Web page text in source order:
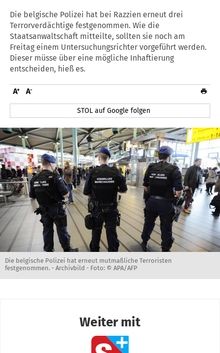
Die belgische Polizei hat bei Razzien erneut drei
Terrorverdächtige festgenommen. Wie die
Staatsanwaltschaft mitteilte, sollten sie noch am
Freitag einem Untersuchungsrichter vorgeführt werden.
Dieser müsse über eine mögliche Inhaftierung
entscheiden, hieß es.
STOL auf Google folgen
Die belgische Polizei hat erneut mutmaßliche Terroristen
festgenommen. - Archivbild - Foto: © APA/AFP